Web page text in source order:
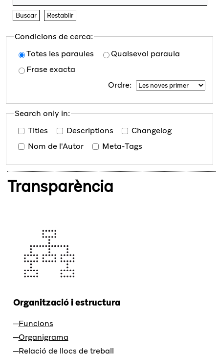
Buscar Restablir
Condicions de cerca:
Totes les paraules
Qualsevol paraula
Frase exacta
Ordre:
Search only in:
Titles
Descriptions
Changelog
Nom de l'Autor
Meta-Tags
Transparència
Organització i estructura
Funcions
Organigrama
Relació de llocs de treball